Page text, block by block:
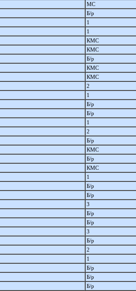
МС
Б/р
1
1
КМС
КМС
Б/р
КМС
КМС
2
1
Б/р
Б/р
1
2
Б/р
КМС
Б/р
КМС
1
Б/р
Б/р
3
Б/р
Б/р
3
Б/р
2
1
Б/р
Б/р
Б/р